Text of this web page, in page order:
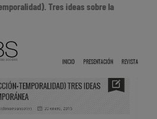
Tres ideas sobre la